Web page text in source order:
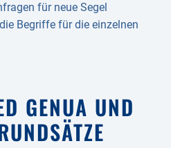
für neue Segel
Begriffe für die einzelnen
GENUA UND